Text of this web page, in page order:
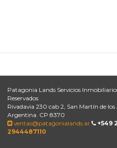
Patagonia Lands Servicios
Reservados
Rivadavia 230 cab 2, San Martín de los
Argentina. CP 8370
ventas@patagonialands.ar
+549
2944487110